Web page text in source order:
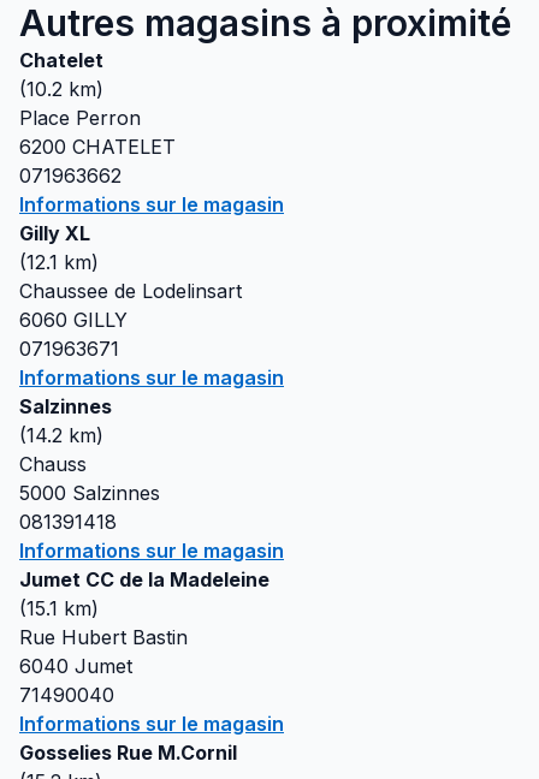
Autres magasins à proximité
Chatelet
(10.2 km)
Place Perron
6200 CHATELET
071963662
Informations sur le magasin
Gilly XL
(12.1 km)
Chaussee de Lodelinsart
6060 GILLY
071963671
Informations sur le magasin
Salzinnes
(14.2 km)
Chauss
5000 Salzinnes
081391418
Informations sur le magasin
Jumet CC de la Madeleine
(15.1 km)
Rue Hubert Bastin
6040 Jumet
71490040
Informations sur le magasin
Gosselies Rue M.Cornil